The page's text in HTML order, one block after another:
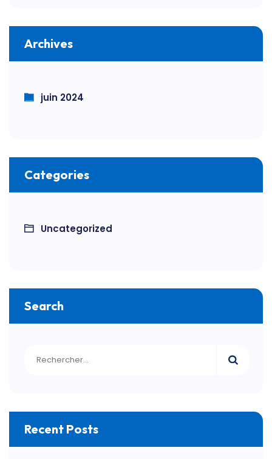
Archives
juin 2024
Categories
Uncategorized
Search
Recent Posts